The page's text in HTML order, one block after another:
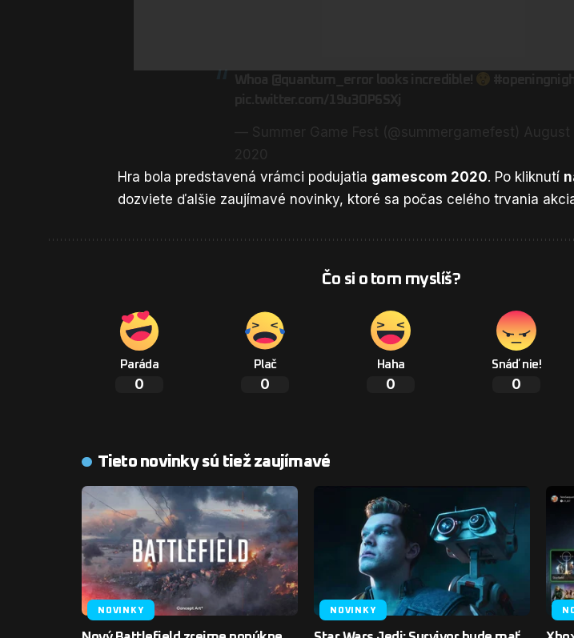
Hra bola predstavená vrámci podujatia gamescom 2020. Po kliknutí
dozviete ďalšie zaujímavé novinky, ktoré sa počas celého trvania
Čo si o tom myslíš?
Paráda
0
Plač
0
Haha
0
Snáď nie!
0
Tieto novinky sú tiež zaujímavé
NOVINKY NOVINKY